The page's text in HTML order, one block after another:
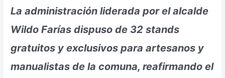
La administración liderada por el alcalde
Wildo Farías dispuso de 32 stands
gratuitos y exclusivos para artesanos y
manualistas de la comuna, reafirmando el